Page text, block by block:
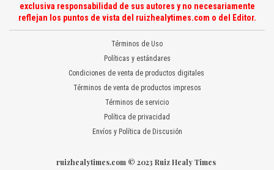
exclusiva responsabilidad de sus autores y no necesariamente
reflejan los puntos de vista del ruizhealytimes.com o del Editor.
Términos de Uso
Políticas y estándares
Condiciones de venta de productos digitales
Términos de venta de productos impresos
Términos de servicio
Política de privacidad
Envíos y Política de Discusión
ruizhealytimes.com © 2023 Ruiz Healy Times